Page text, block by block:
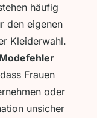
häufig
den eigenen
Kleiderwahl.
Frauen
oder
unsicher